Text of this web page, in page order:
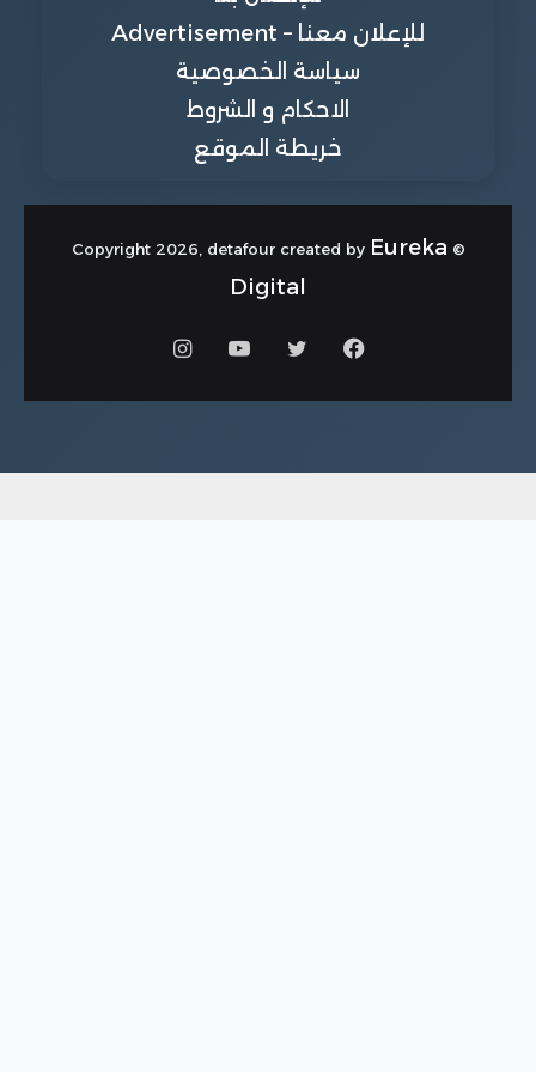
للإعلان معنا – Advertisement
سياسة الخصوصية
الاحكام و الشروط
خريطة الموقع
© Copyright 2026, detafour created by
Eureka
Digital
فيسبوكتويتر يوتيوبانستقرام